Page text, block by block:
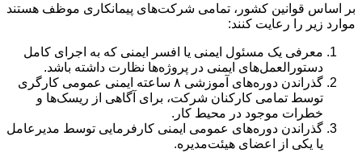
بر اساس قوانین کشور، تمامی شرکت‌های پیمانکاری موظف هستند
موارد زیر را رعایت کنند:
معرفی یک مسئول ایمنی یا افسر ایمنی که به اجرای کامل
دستورالعمل‌های ایمنی در پروژه‌ها نظارت داشته باشد.
گذراندن دوره‌های آموزشی ۸ ساعته ایمنی عمومی کارگری
توسط تمامی کارکنان شرکت، برای آگاهی از ریسک‌ها و
خطرات موجود در محیط کار.
گذراندن دوره‌های عمومی ایمنی کارفرمایی توسط مدیرعامل
یا یکی از اعضای هیئت‌مدیره.